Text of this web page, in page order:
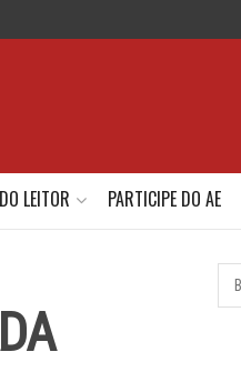
DO LEITOR PARTICIPE DO AE